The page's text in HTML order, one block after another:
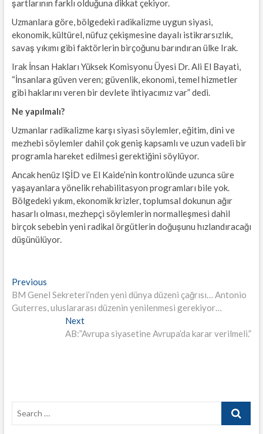
şartlarının farklı olduğuna dikkat çekiyor.
Uzmanlara göre, bölgedeki radikalizme uygun siyasi,
ekonomik, kültürel, nüfuz çekişmesine dayalı istikrarsızlık,
savaş yıkımı gibi faktörlerin birçoğunu barındıran ülke Irak.
Irak İnsan Hakları Yüksek Komisyonu Üyesi Dr. Ali El Bayati,
“İnsanlara güven veren; güvenlik, ekonomi, temel hizmetler
gibi haklarını veren bir devlete ihtiyacımız var” dedi.
Ne yapılmalı?
Uzmanlar radikalizme karşı siyasi söylemler, eğitim, dini ve
mezhebi söylemler dahil çok geniş kapsamlı ve uzun vadeli bir
programla hareket edilmesi gerektiğini söylüyor.
Ancak henüz IŞİD ve El Kaide’nin kontrolünde uzunca süre
yaşayanlara yönelik rehabilitasyon programları bile yok.
Bölgedeki yıkım, ekonomik krizler, toplumsal dokunun ağır
hasarlı olması, mezhepçi söylemlerin normalleşmesi dahil
birçok sebebin yeni radikal örgütlerin doğuşunu hızlandıracağı
düşünülüyor.
Yazı
gezinmesi
PreviousPrevious
post:
BM Genel Sekreteri’nden yeni dünya düzeni çağrısı… Antonio
Guterres, uluslararası düzenin yenilenmesi gerekiyor…
NextNext
post:
AB:”Avrupa siyasetine Avrupa’da karar verilmeli.”
Search